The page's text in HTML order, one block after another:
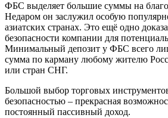
ФБС выделяет большие суммы на
Недаром он заслужил особую
азиатских странах. Это ещё одно
безопасности компании для
Минимальный депозит у ФБС всего
сумма по карману любому жителю
или стран СНГ.
Большой выбор торговых
безопасностью – прекрасная
постоянный пассивный доход.